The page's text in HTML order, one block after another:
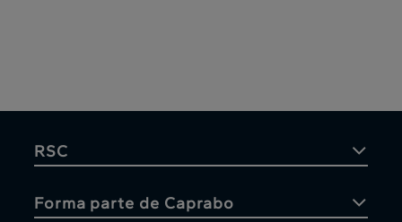
RSC
Forma parte de Caprabo